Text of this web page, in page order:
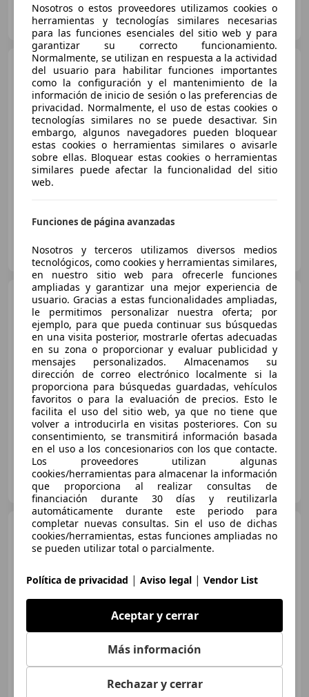
EliteWagen
ES-28045 Madrid
Porsche Taycan4S Sport
Turismo
€ 74.995 1
Buen precio
02/2023 38.000 km Eléctrico 390 kW (530 CV)
ES-28109 ALCOBENDAS
Porsche Taycan 4S
€ 69.900
Precio justo
07/2020 20.000 km Eléctrico 390 kW (530 CV)
CENTRO PORSCHE MARBELLA
ES-29600 Marbella
Porsche Taycan Taycan 4S
€ 85.000
Sincomparación
Nosotros o estos proveedores utilizamos cookies o
herramientas y tecnologías similares necesarias
para las funciones esenciales del sitio web y para
garantizar su correcto funcionamiento.
Normalmente, se utilizan en respuesta a la actividad
del usuario para habilitar funciones importantes
como la configuración y el mantenimiento de la
información de inicio de sesión o las preferencias de
privacidad. Normalmente, el uso de estas cookies o
tecnologías similares no se puede desactivar. Sin
embargo, algunos navegadores pueden bloquear
estas cookies o herramientas similares o avisarle
sobre ellas. Bloquear estas cookies o herramientas
similares puede afectar la funcionalidad del sitio
web.
Funciones de página avanzadas
Nosotros y terceros utilizamos diversos medios
tecnológicos, como cookies y herramientas similares,
en nuestro sitio web para ofrecerle funciones
ampliadas y garantizar una mejor experiencia de
usuario. Gracias a estas funcionalidades ampliadas,
le permitimos personalizar nuestra oferta; por
ejemplo, para que pueda continuar sus búsquedas
en una visita posterior, mostrarle ofertas adecuadas
en su zona o proporcionar y evaluar publicidad y
mensajes personalizados. Almacenamos su
dirección de correo electrónico localmente si la
proporciona para búsquedas guardadas, vehículos
favoritos o para la evaluación de precios. Esto le
facilita el uso del sitio web, ya que no tiene que
volver a introducirla en visitas posteriores. Con su
consentimiento, se transmitirá información basada
en el uso a los concesionarios con los que contacte.
Los proveedores utilizan algunas
cookies/herramientas para almacenar la información
que proporciona al realizar consultas de
financiación durante 30 días y reutilizarla
automáticamente durante este periodo para
completar nuevas consultas. Sin el uso de dichas
cookies/herramientas, estas funciones ampliadas no
se pueden utilizar total o parcialmente.
Política de privacidad | Aviso legal | Vendor List
Aceptar y cerrar
Más información
Rechazar y cerrar